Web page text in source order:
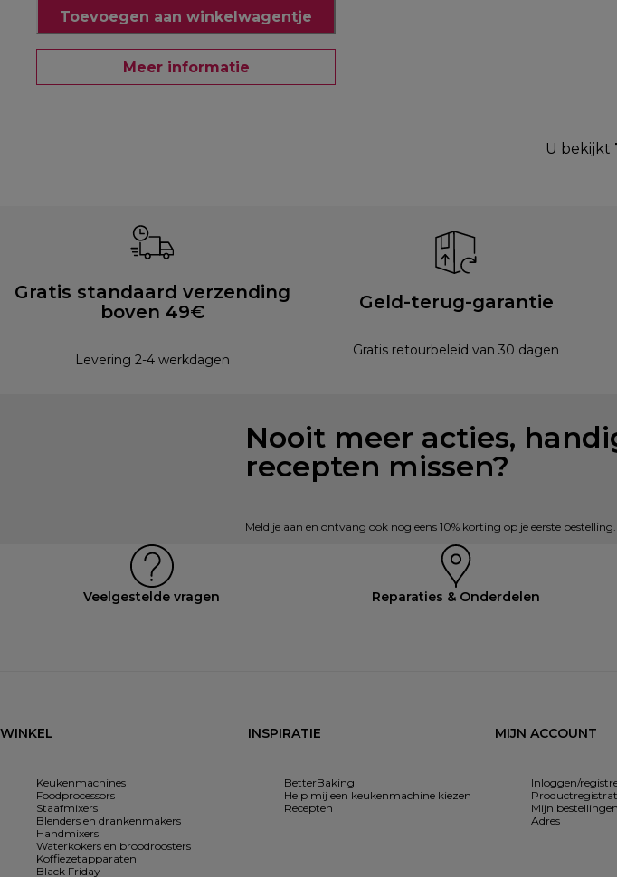
Toevoegen aan winkelwagentje
Meer informatie
U bekijkt 1
Gratis standaard verzending
boven 49€
Levering 2-4 werkdagen
Geld-terug-garantie
Gratis retourbeleid van 30 dagen
Nooit meer acties,
recepten missen?
Meld je aan en ontvang ook nog eens 10% korting op je eerste bestelling.
Veelgestelde vragen Reparaties & Onderdelen
WINKEL
Keukenmachines
Foodprocessors
Staafmixers
Blenders en drankenmakers
Handmixers
Waterkokers en broodroosters
Koffiezetapparaten
Black Friday
INSPIRATIE
BetterBaking
Help mij een keukenmachine kiezen
Recepten
MIJN ACCOUNT
Inloggen/
Mijn bestellingen
Adres